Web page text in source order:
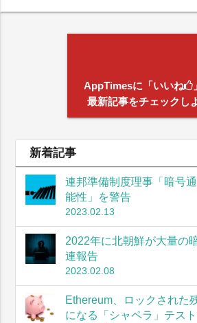
AppTimesに「いいね
最新記事をチェックし
新着記事
連邦準備制度理事「暗号
能性」を警告
2023.02.13
2022年に北朝鮮が大量の
連報告
2023.02.08
Ethereum、ロックされた
になる「シャペラ」テス